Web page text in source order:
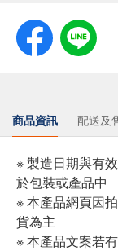
商品資訊 配送及
※ 製造日期與有
於包裝或產品中
※ 本產品網頁因
貨為主
※ 本產品文案若